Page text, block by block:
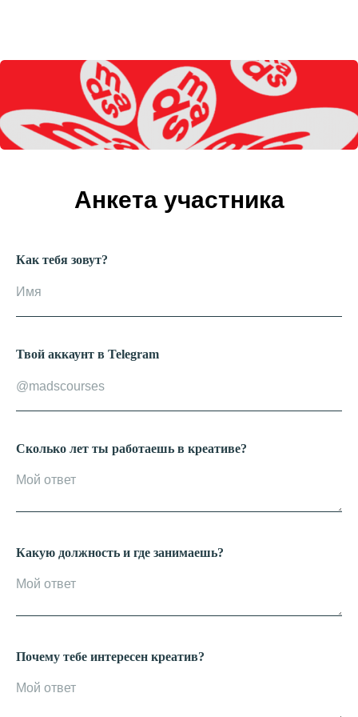
Анкета участника
Как тебя зовут?
Твой аккаунт в Telegram
Сколько лет ты работаешь в креативе?
Какую должность и где занимаешь?
Почему тебе интересен креатив?